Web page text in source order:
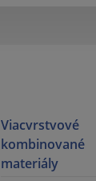
Viacvrstvové
kombinované
materiály